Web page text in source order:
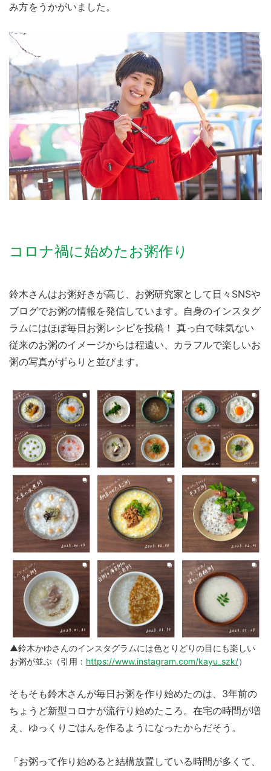
み方をうかがいました。
コロナ禍に始めたお粥作り
鈴木さんはお粥好きが高じ、お粥研究家として日々SNSや
ブログでお粥の情報を発信しています。自身のインスタグ
ラムにはほぼ毎日お粥レシピを投稿！ 真っ白で味気ない
従来のお粥のイメージからは程遠い、カラフルで楽しいお
粥の写真がずらりと並びます。
▲鈴木かゆさんのインスタグラムには色とりどりの目にも楽しい
お粥が並ぶ（引用： https://www.instagram.com/kayu_szk/）
そもそも鈴木さんが毎日お粥を作り始めたのは、3年前の
ちょうど新型コロナが流行り始めたころ。在宅の時間が増
え、ゆっくりごはんを作るようになったからだそう。
「お粥って作り始めると結構放置している時間が多くて、